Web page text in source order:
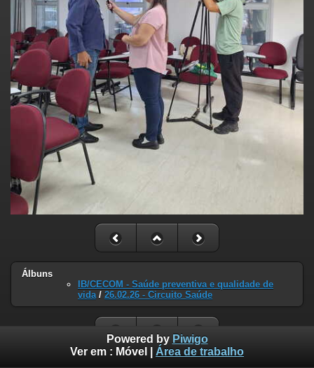
Álbuns
IB/CECOM - Saúde preventiva e qualidade de
vida / 26.02.26 - Circuito Saúde
Powered by Piwigo
Ver em : Móvel Área de trabalho